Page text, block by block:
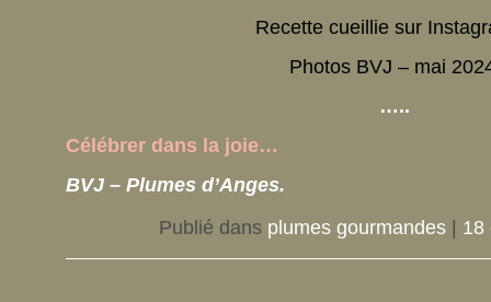
Recette cueillie sur
Photos BVJ – mai
…..
Célébrer dans la joie…
BVJ – Plumes d’Anges.
Publié dans plumes gourmandes 18